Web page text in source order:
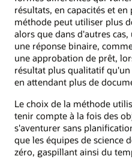
résultats, en capacités et
méthode peut utiliser plus
alors que dans d'autres
une réponse binaire,
une approbation de prêt,
résultat plus qualitatif
en attendant plus de
Le choix de la méthode
tenir compte à la fois des
s'aventurer sans
que les équipes de science
zéro, gaspillant ainsi du